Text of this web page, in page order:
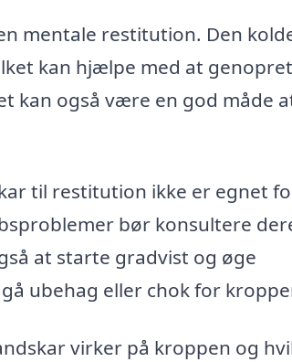
mentale restitution. Den
kan hjælpe med at
kan også være en god måde
til restitution ikke er egnet
bør konsultere
at starte gradvist og øge
ubehag eller chok for
virker på kroppen og